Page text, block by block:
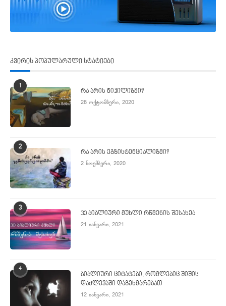
კვირის პოპულარული სტატიები
1
რა არის ნიჰილიზმი?
28 ოქტომბერი, 2020
2
რა არის ეგზისტენციალიზმი?
2 ნოემბერი, 2020
3
30 ბიბლიური მუხლი რწმენის შესახებ
21 იანვარი, 2021
4
ბიბლიური ციტატები, რომლებიც შიშის
დაძლევაში დაგეხმარებათ
12 იანვარი, 2021